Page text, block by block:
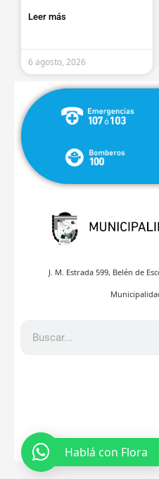
Leer más
6 agosto, 2026
J. M. Estrada 599, Belén de
Hablá con Flora